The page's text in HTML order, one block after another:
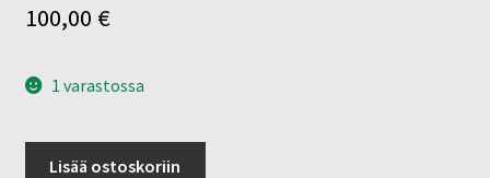
100,00 €
1 varastossa
Lisää ostoskoriin